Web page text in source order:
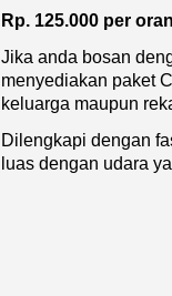
Rp. 125.000 per
Jika anda bosan
menyediakan paket
keluarga maupun
Dilengkapi dengan
luas dengan udara